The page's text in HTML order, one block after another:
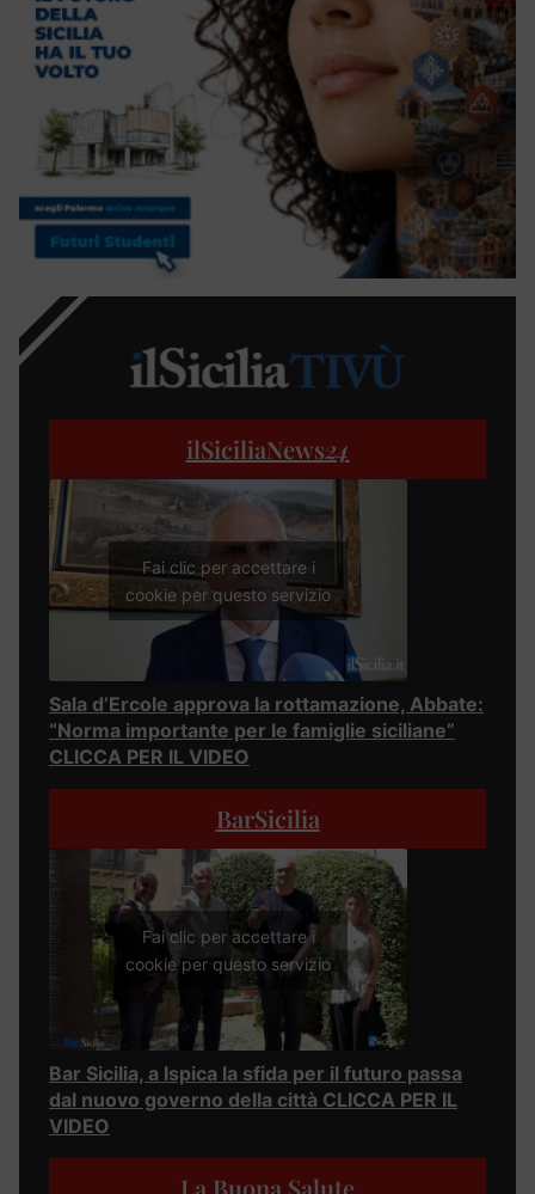
ilSiciliaNews24
Fai clic per accettare i
cookie per questo servizio
Sala d’Ercole approva la rottamazione, Abbate:
“Norma importante per le famiglie siciliane”
CLICCA PER IL VIDEO
BarSicilia
Fai clic per accettare i
cookie per questo servizio
Bar Sicilia, a Ispica la sfida per il futuro passa
dal nuovo governo della città CLICCA PER IL
VIDEO
La Buona Salute